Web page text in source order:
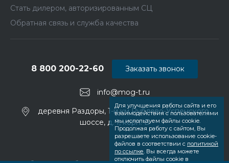
Стать дилером, авторизированным СЦ
Обратная связь и служба качества
info@mog-t.ru
8 800 200-22-60
деревня Раздоры, 1-й км Рублево-Успенского
шоссе, д. 1, корп. Б
Заказать звонок
Для улучшения работы сайта и его
взаимодействия с пользователями
мы используем файлы cookie.
Продолжая работу с сайтом, Вы
разрешаете использование cookie-
файлов в соответствии с политикой
по ссылке. Вы всегда можете
отключить файлы cookie в